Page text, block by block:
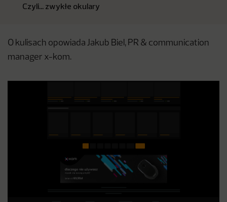
Czyli… zwykłe okulary
O kulisach opowiada Jakub Biel, PR & communication
manager x-kom.